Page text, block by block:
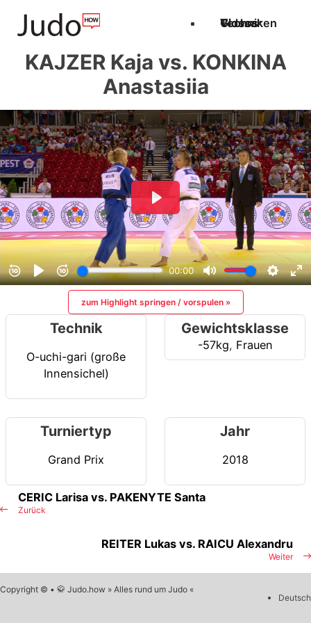
Techniken
Videos
Glossar
KAJZER Kaja vs. KONKINA
Anastasiia
zum Highlight springen / vorspulen »
Technik
O-uchi-gari (große
Innensichel)
Gewichtsklasse
-57kg, Frauen
Turniertyp
Grand Prix
Jahr
2018
Zurück
CERIC Larisa vs. PAKENYTE Santa
Weiter
REITER Lukas vs. RAICU Alexandru
Copyright © • 🥋 Judo.how » Alles rund um Judo «
Deutsch